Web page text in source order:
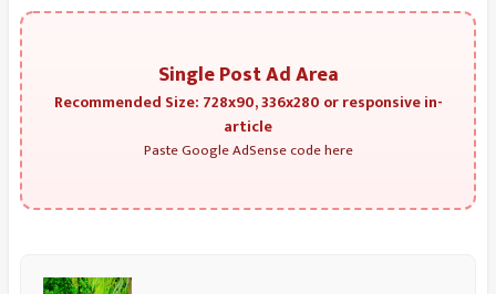
Single Post Ad Area
Recommended Size: 728x90, 336x280 or responsive in-
article
Paste Google AdSense code here